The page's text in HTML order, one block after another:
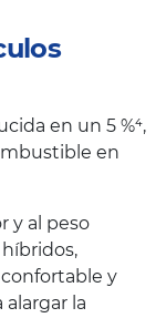
en un 5 %⁴,
en
y al peso
y
la